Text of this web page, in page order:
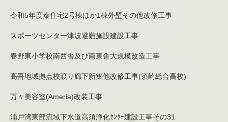
令和5年度秦住宅2号棟ほか1棟外壁その他改修工事
スポーツセンター津波避難施設建設工事
春野東小学校南西舎及び南東舎大規模改造工事
高吾地域拠点校渡り廊下新築他改修工事(須崎総合高校)
万々美容室(Ameria)改装工事
浦戸湾東部流域下水道高須浄化ｾﾝﾀｰ建設工事その31